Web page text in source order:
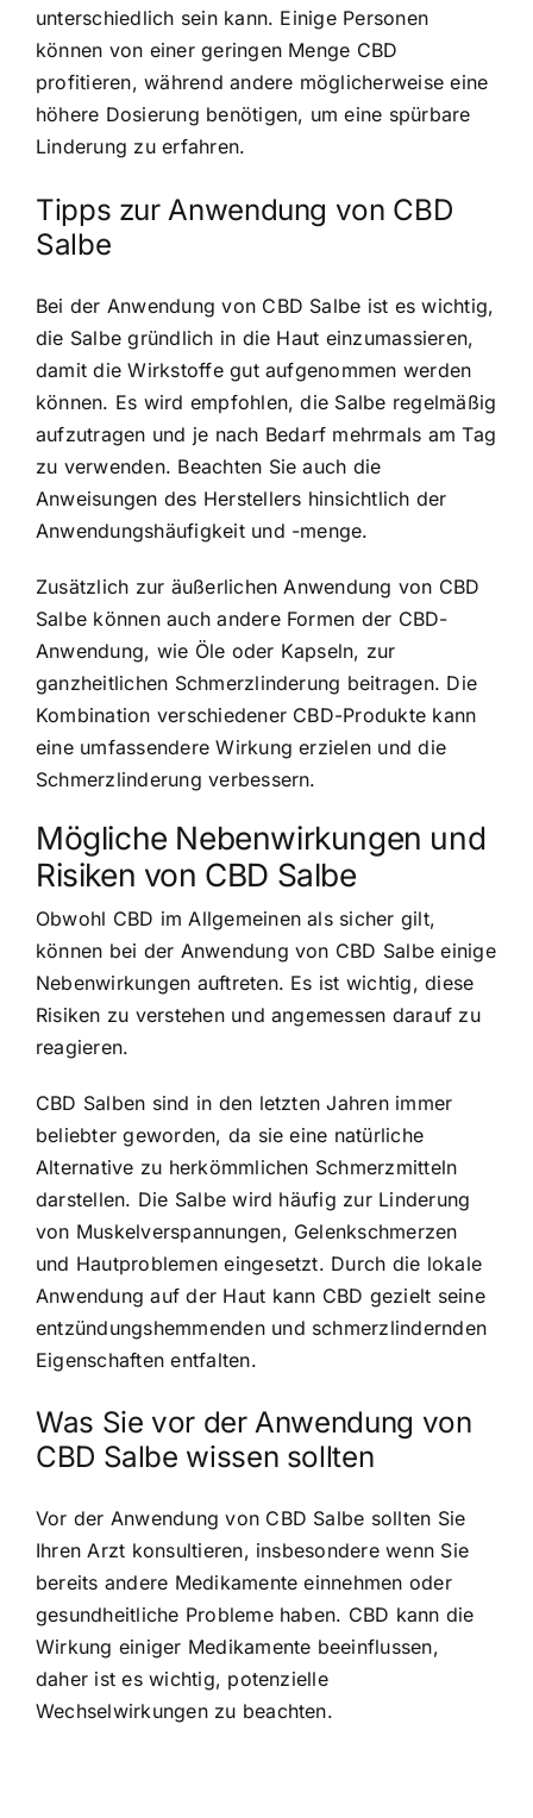
unterschiedlich sein kann. Einige Personen
können von einer geringen Menge CBD
profitieren, während andere möglicherweise eine
höhere Dosierung benötigen, um eine spürbare
Linderung zu erfahren.
Tipps zur Anwendung von CBD
Salbe
Bei der Anwendung von CBD Salbe ist es wichtig,
die Salbe gründlich in die Haut einzumassieren,
damit die Wirkstoffe gut aufgenommen werden
können. Es wird empfohlen, die Salbe regelmäßig
aufzutragen und je nach Bedarf mehrmals am Tag
zu verwenden. Beachten Sie auch die
Anweisungen des Herstellers hinsichtlich der
Anwendungshäufigkeit und -menge.
Zusätzlich zur äußerlichen Anwendung von CBD
Salbe können auch andere Formen der CBD-
Anwendung, wie Öle oder Kapseln, zur
ganzheitlichen Schmerzlinderung beitragen. Die
Kombination verschiedener CBD-Produkte kann
eine umfassendere Wirkung erzielen und die
Schmerzlinderung verbessern.
Mögliche Nebenwirkungen und
Risiken von CBD Salbe
Obwohl CBD im Allgemeinen als sicher gilt,
können bei der Anwendung von CBD Salbe einige
Nebenwirkungen auftreten. Es ist wichtig, diese
Risiken zu verstehen und angemessen darauf zu
reagieren.
CBD Salben sind in den letzten Jahren immer
beliebter geworden, da sie eine natürliche
Alternative zu herkömmlichen Schmerzmitteln
darstellen. Die Salbe wird häufig zur Linderung
von Muskelverspannungen, Gelenkschmerzen
und Hautproblemen eingesetzt. Durch die lokale
Anwendung auf der Haut kann CBD gezielt seine
entzündungshemmenden und schmerzlindernden
Eigenschaften entfalten.
Was Sie vor der Anwendung von
CBD Salbe wissen sollten
Vor der Anwendung von CBD Salbe sollten Sie
Ihren Arzt konsultieren, insbesondere wenn Sie
bereits andere Medikamente einnehmen oder
gesundheitliche Probleme haben. CBD kann die
Wirkung einiger Medikamente beeinflussen,
daher ist es wichtig, potenzielle
Wechselwirkungen zu beachten.